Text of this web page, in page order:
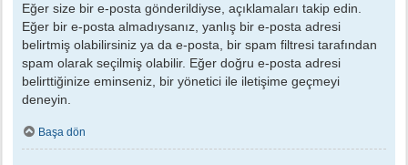
Eğer size bir e-posta gönderildiyse, açıklamaları takip edin.
Eğer bir e-posta almadıysanız, yanlış bir e-posta adresi
belirtmiş olabilirsiniz ya da e-posta, bir spam filtresi tarafından
spam olarak seçilmiş olabilir. Eğer doğru e-posta adresi
belirttiğinize eminseniz, bir yönetici ile iletişime geçmeyi
deneyin.
Başa dön